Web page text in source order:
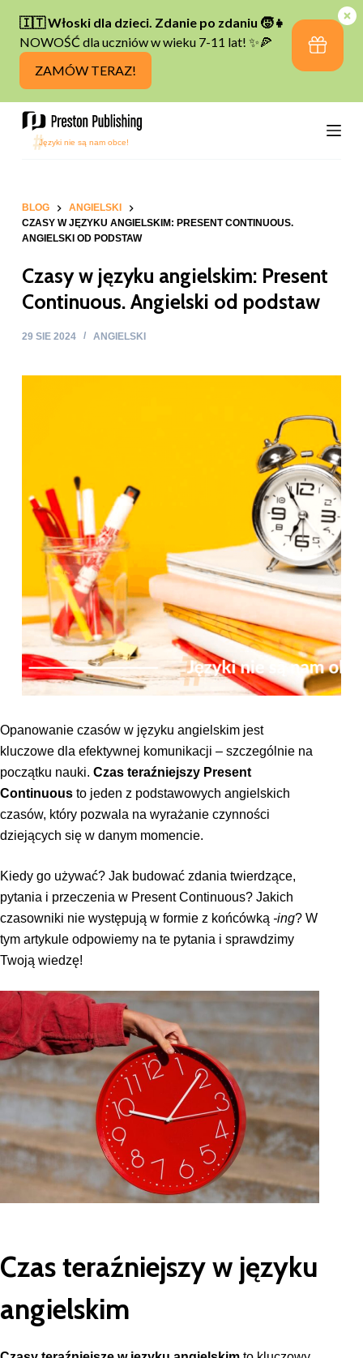
P
z
e
j
BLOG
ANGIELSKI
CZASY W JĘZYKU ANGIELSKIM: PRESENT CONTINUOUS.
ANGIELSKI OD PODSTAW
Czasy w języku angielskim: Present
Continuous. Angielski od podstaw
29 SIE 2024 ANGIELSKI
Opanowanie czasów w języku angielskim jest
kluczowe dla efektywnej komunikacji – szczególnie na
początku nauki. Czas teraźniejszy Present
Continuous to jeden z podstawowych angielskich
czasów, który pozwala na wyrażanie czynności
dziejących się w danym momencie.
Kiedy go używać? Jak budować zdania twierdzące,
pytania i przeczenia w Present Continuous? Jakich
czasowniki nie występują w formie z końcówką -ing? W
tym artykule odpowiemy na te pytania i sprawdzimy
Twoją wiedzę!
Czas teraźniejszy w języku
angielskim